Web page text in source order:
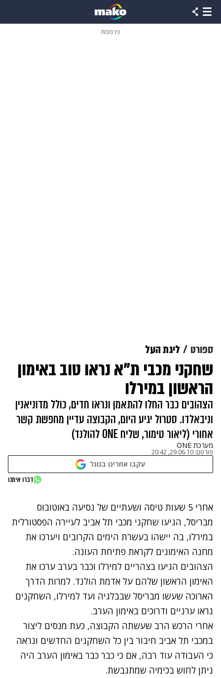
פרסומת
ספורט ליגת העל
שחקני מכבי ת"א נראו טוב באימון
הראשון במירלו
הצהובים כבר החלו להתאמן ונראו חדים, כולל מדוניאנין
וניבאלדו. סטרול יגיע היום, הקבוצה עדיין מחפשת קשר
אחורי (ליאור טימור, שליח ONE להולנד)
מערכת ONE
פורסם: 29.06.10, 20:42
עקבו אחרינו בגוגל
דברו איתנו
נתקלנו בבעיה
נסה שוב
אחרי 5 שעות טיסה ושעתיים של נסיעה באוטובוס
מבריסל, הגיעו שחקני מכבי תל אביב לעיירה הפסטורלית
במירלו, בה יישהו בעשרת הימים הקרובים ויערכו את
מחנה האימונים לקראת פתיחת העונה.
הצהובים הגיעו בצהריים למירלו וכבר בערב ערכו את
האימון הראשון שלהם על אדמת הולנד. למרות הדרך
הארוכה שעשו מבריסל שבבלגיה ועד למירלו, השחקנים
נראו ערניים ודרוכים באימון הערב.
אחרי הרכש הרב שעשתה הקבוצה, כעת מנסים ליצור
במכבי תל אביב חיבור בין כל השחקנים החדשים ונראה
כי העבודה עוד רבה, אם כי כבר כבר באימון הערב היה
ניתן לחוש בכימיה שמתגבשת.